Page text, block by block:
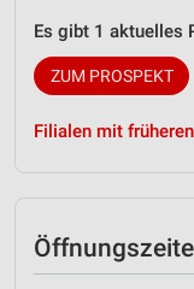
Es gibt 1 aktuelles
ZUM PROSPEKT
Filialen mit